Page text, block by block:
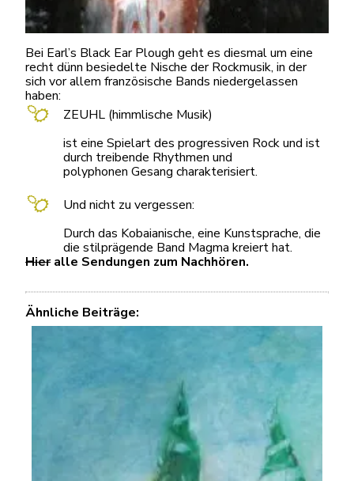
Bei Earl’s Black Ear Plough geht es diesmal um eine
recht dünn besiedelte Nische der Rockmusik, in der
sich vor allem französische Bands niedergelassen
haben:
ZEUHL (himmlische Musik)
ist eine Spielart des progressiven Rock und ist
durch treibende Rhythmen und
polyphonen Gesang charakterisiert.
Und nicht zu vergessen:
Durch das Kobaianische, eine Kunstsprache, die
die stilprägende Band Magma kreiert hat.
Hieralle Sendungen zum Nachhören.
Ähnliche Beiträge: